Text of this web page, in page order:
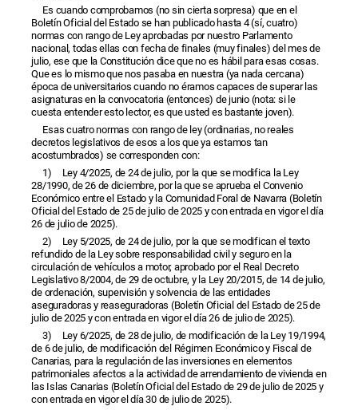
Es cuando comprobamos (no sin cierta sorpresa) que en el
Boletín Oficial del Estado se han publicado hasta 4 (sí, cuatro)
normas con rango de Ley aprobadas por nuestro Parlamento
nacional, todas ellas con fecha de finales (muy finales) del mes de
julio, ese que la Constitución dice que no es hábil para esas cosas.
Que es lo mismo que nos pasaba en nuestra (ya nada cercana)
época de universitarios cuando no éramos capaces de superar las
asignaturas en la convocatoria (entonces) de junio (nota: si le
cuesta entender esto lector, es que usted es bastante joven).
Esas cuatro normas con rango de ley (ordinarias, no reales
decretos legislativos de esos a los que ya estamos tan
acostumbrados) se corresponden con:
1) Ley 4/2025, de 24 de julio, por la que se modifica la Ley
28/1990, de 26 de diciembre, por la que se aprueba el Convenio
Económico entre el Estado y la Comunidad Foral de Navarra (Boletín
Oficial del Estado de 25 de julio de 2025 y con entrada en vigor el día
26 de julio de 2025).
2) Ley 5/2025, de 24 de julio, por la que se modifican el texto
refundido de la Ley sobre responsabilidad civil y seguro en la
circulación de vehículos a motor, aprobado por el Real Decreto
Legislativo 8/2004, de 29 de octubre, y la Ley 20/2015, de 14 de julio,
de ordenación, supervisión y solvencia de las entidades
aseguradoras y reaseguradoras (Boletín Oficial del Estado de 25 de
julio de 2025 y con entrada en vigor el día 26 de julio de 2025).
3) Ley 6/2025, de 28 de julio, de modificación de la Ley 19/1994,
de 6 de julio, de modificación del Régimen Económico y Fiscal de
Canarias, para la regulación de las inversiones en elementos
patrimoniales afectos a la actividad de arrendamiento de vivienda en
las Islas Canarias (Boletín Oficial del Estado de 29 de julio de 2025 y
con entrada en vigor el día 30 de julio de 2025).